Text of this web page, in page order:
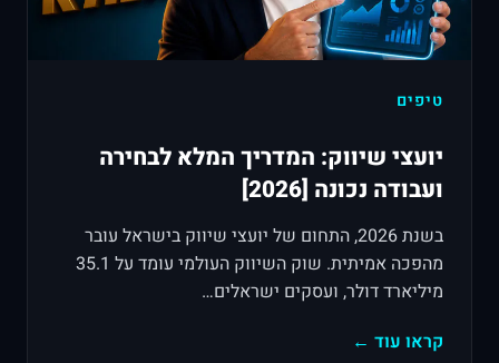
טיפים
יועצי שיווק: המדריך המלא לבחירה
ועבודה נכונה [2026]
בשנת 2026, התחום של יועצי שיווק בישראל עובר
מהפכה אמיתית. שוק השיווק העולמי עומד על 35.1
מיליארד דולר, ועסקים ישראלים…
קראו עוד ←